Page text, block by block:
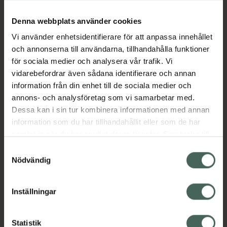
Denna webbplats använder cookies
Vi använder enhetsidentifierare för att anpassa innehållet
och annonserna till användarna, tillhandahålla funktioner
för sociala medier och analysera vår trafik. Vi
vidarebefordrar även sådana identifierare och annan
information från din enhet till de sociala medier och
annons- och analysföretag som vi samarbetar med.
Dessa kan i sin tur kombinera informationen med annan
information som du har tillhandahållit eller som de har
återkalla ditt samtycke via webbplatsens
cookieinställningar. Ett återkallat samtycke påverkar inte
lagligheten av behandling som skett innan återkallelsen.
Nödvändig
Inställningar
Statistik
utan att torka ut huden.
Med sin lätta, lättabsorberade formula
hjälper serumet till att jämna ut hudens
struktur och förbättra hudtonen, vilket ger en
matt, frisk och mer refinad hud med minskad
synlighet av porer vid regelbunden
användning.
Jämförpris 2,70 kr /ml
EAN:08800256118892
K-Beauty